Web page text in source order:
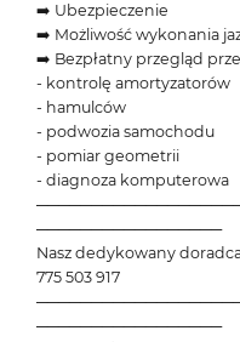
➡️ Ubezpieczenie
➡️ Możliwość wykonania
➡️ Bezpłatny przegląd
- kontrolę amortyzatorów
- hamulców
- podwozia samochodu
- pomiar geometrii
- diagnoza komputerowa
─────────────────
Nasz dedykowany
775 503 917
─────────────────